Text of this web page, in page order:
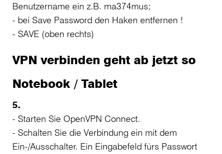
Benutzername ein z.B. ma374mus;
- bei Save Password den Haken entfernen !
- SAVE (oben rechts)
VPN verbinden geht ab jetzt so
Notebook / Tablet
5.
- Starten Sie OpenVPN Connect.
- Schalten Sie die Verbindung ein mit dem
Ein-/Ausschalter. Ein Eingabefeld fürs Passwort